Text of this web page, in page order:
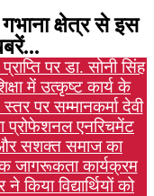
क्षेत्र से इस
पर डा. सोनी सिंह
में उत्कृष्ट कार्य के
स्तर पर सम्मानकर्मा देवी
प्रोफेशनल एनरिचमेंट
सशक्त समाज का
जागरूकता कार्यक्रम
विद्यार्थियों को